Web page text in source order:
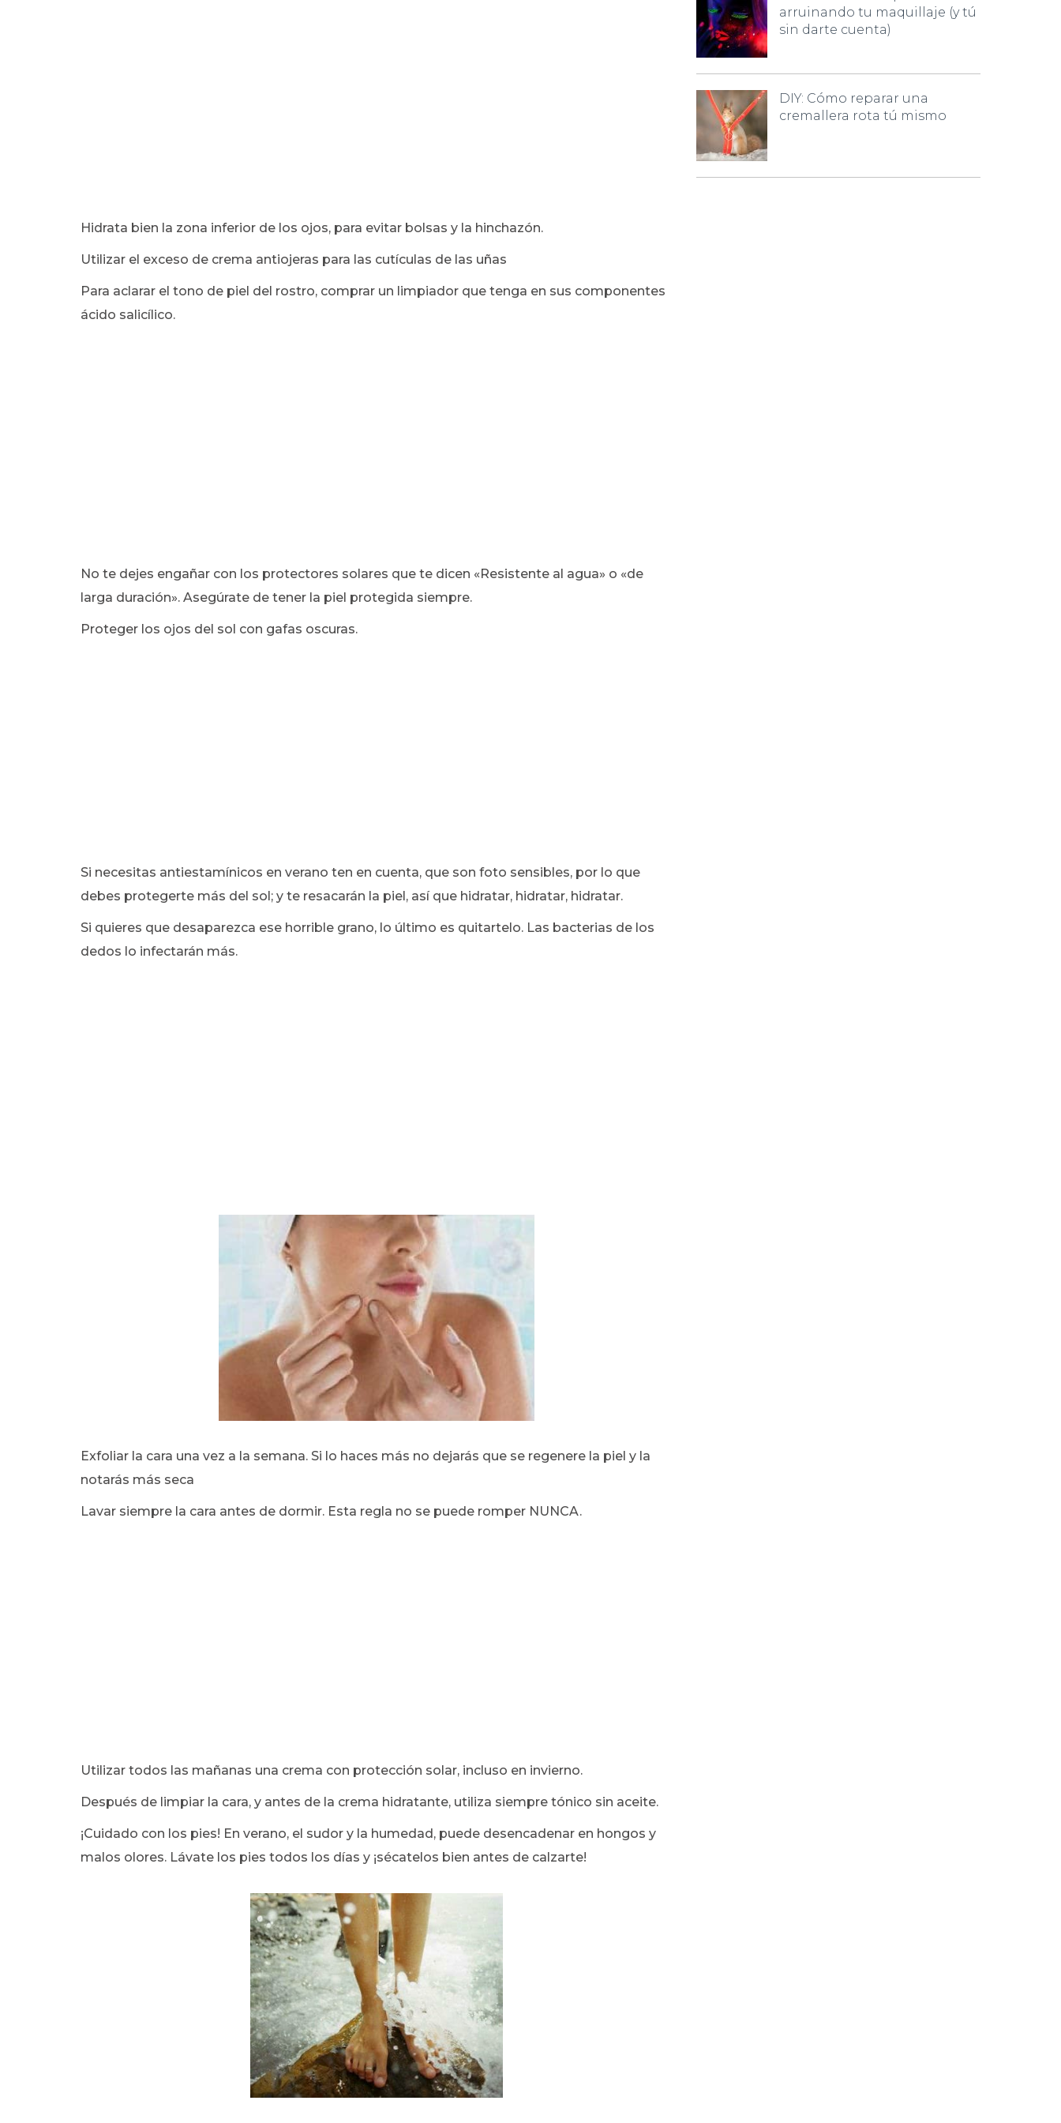
Hidrata bien la zona inferior de los ojos, para evitar bolsas y la hinchazón.
Utilizar el exceso de crema antiojeras para las cutículas de las uñas
Para aclarar el tono de piel del rostro, comprar un limpiador que tenga en sus componentes
ácido salicílico.
No te dejes engañar con los protectores solares que te dicen «Resistente al agua» o «de
larga duración». Asegúrate de tener la piel protegida siempre.
Proteger los ojos del sol con gafas oscuras.
Si necesitas antiestamínicos en verano ten en cuenta, que son foto sensibles, por lo que
debes protegerte más del sol; y te resacarán la piel, así que hidratar, hidratar, hidratar.
Si quieres que desaparezca ese horrible grano, lo último es quitartelo. Las bacterias de los
dedos lo infectarán más.
Exfoliar la cara una vez a la semana. Si lo haces más no dejarás que se regenere la piel y la
notarás más seca
Lavar siempre la cara antes de dormir. Esta regla no se puede romper NUNCA.
Utilizar todos las mañanas una crema con protección solar, incluso en invierno.
Después de limpiar la cara, y antes de la crema hidratante, utiliza siempre tónico sin aceite.
¡Cuidado con los pies! En verano, el sudor y la humedad, puede desencadenar en hongos y
malos olores. Lávate los pies todos los días y ¡sécatelos bien antes de calzarte!
arruinando tu maquillaje (y tú
sin darte cuenta)
DIY: Cómo reparar una
cremallera rota tú mismo